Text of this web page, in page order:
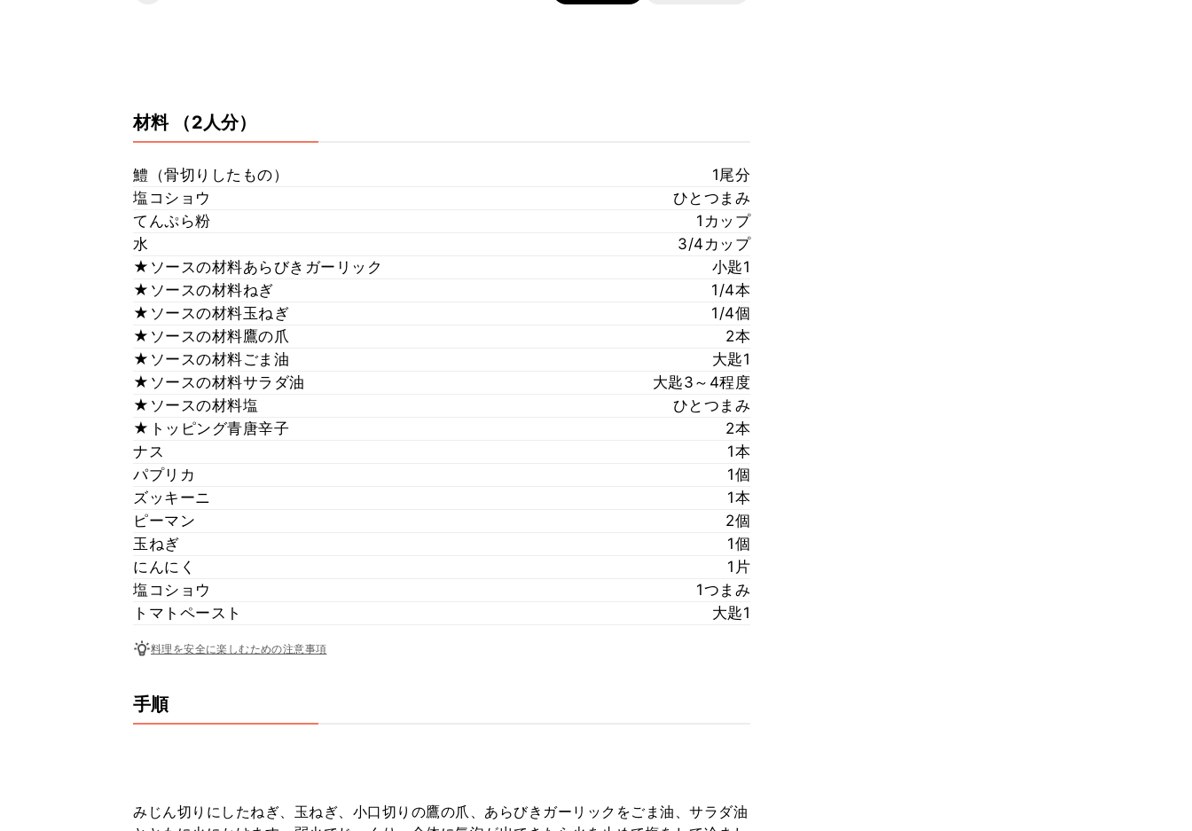
材料 （2人分）
鱧（骨切りしたもの）
1尾分
塩コショウ
ひとつまみ
てんぷら粉
1カップ
水
3/4カップ
★ソースの材料あらびきガーリック
小匙1
★ソースの材料ねぎ
1/4本
★ソースの材料玉ねぎ
1/4個
★ソースの材料鷹の爪
2本
★ソースの材料ごま油
大匙1
★ソースの材料サラダ油
大匙3～4程度
★ソースの材料塩
ひとつまみ
★トッピング青唐辛子
2本
ナス
1本
パプリカ
1個
ズッキーニ
1本
ピーマン
2個
玉ねぎ
1個
にんにく
1片
塩コショウ
1つまみ
トマトペースト
大匙1
料理を安全に楽しむための注意事項
手順
みじん切りにしたねぎ、玉ねぎ、小口切りの鷹の爪、あらびきガーリックをごま油、サラダ油